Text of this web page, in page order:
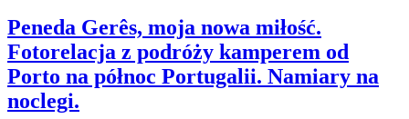
Peneda Gerês, moja nowa miłość.
Fotorelacja z podróży kamperem od
Porto na północ Portugalii. Namiary na
noclegi.